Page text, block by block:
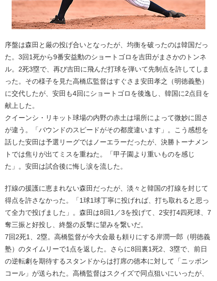
序盤は森田と厳の投げ合いとなったが、均衡を破ったのは韓国だっ
た。3回1死から9番安益勳のショートゴロを吉田がまさかのトンネ
ル。2死3塁で、再び吉田に飛んだ打球を弾いて先制点を許してしま
った。その様子を見た高橋広監督はすぐさま安田孝之（明徳義塾）
に交代したが、安田も4回にショートゴロを後逸し、韓国に2点目を
献上した。
クイーンシ・リキット球場の内野の赤土は場所によって微妙に固さ
が違う。「バウンドのスピードがその都度違います」。こう感想を
話した安田は予選リーグではノーエラーだったが、決勝トーナメン
トでは焦りが出てミスを重ねた。「甲子園より重いものを感じ
た」。安田は試合後に悔し涙を流した。
打線の援護に恵まれない森田だったが、淡々と韓国の打線を封じて
得点を許さなかった。「1球1球丁寧に投げれば、打ち取れると思っ
て全力で投げました」。森田は8回1／3を投げて、2安打4四死球、7
奪三振と好投し、終盤の反撃に望みを繋いだ。
7回2死1、2塁。高橋監督が今大会最も頼りにする岸潤一郎（明徳義
塾）のタイムリーで1点を返した。さらに8回裏1死2、3塁で、前日
の逆転劇を期待するスタンドからは打席の徳本に対して「ニッポン
コール」が送られた。高橋監督はスクイズで同点狙いにいったが、